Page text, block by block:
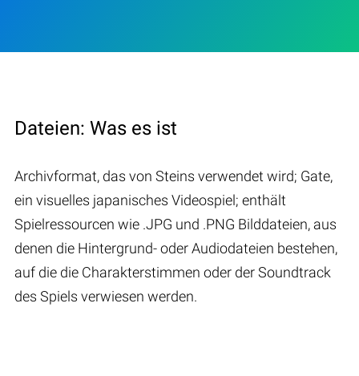
Dateien: Was es ist
Archivformat, das von Steins verwendet wird; Gate,
ein visuelles japanisches Videospiel; enthält
Spielressourcen wie .JPG und .PNG Bilddateien, aus
denen die Hintergrund- oder Audiodateien bestehen,
auf die die Charakterstimmen oder der Soundtrack
des Spiels verwiesen werden.